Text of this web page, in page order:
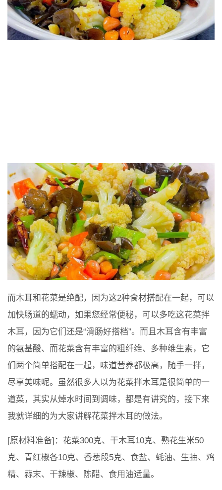
而木耳和花菜是绝配，因为这2种食材搭配在一起，可以
加快肠道的蠕动，如果您经常便秘，可以多吃这花菜拌
木耳，因为它们还是“滑肠好搭档”。而且木耳含有丰富
的氨基酸、而花菜含有丰富的粗纤维、多种维生素，它
们两个简单搭配在一起，味道营养都极高，随手一拌，
尽享美味呢。虽然很多人以为花菜拌木耳是很简单的一
道菜，其实从焯水时间到调味，都是有讲究的，接下来
我就详细的为大家讲解花菜拌木耳的做法。
[原材料准备]：花菜300克、干木耳10克、熟花生米50
克、青红椒各10克、香葱段5克、食盐、蚝油、生抽、鸡
精、蒜末、干辣椒、陈醋、食用油适量。